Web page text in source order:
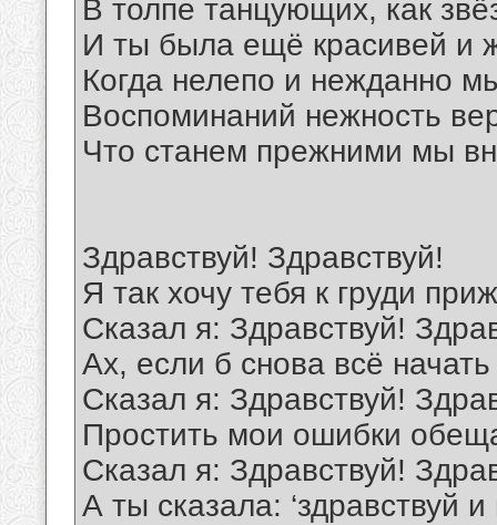
В толпе танцующих, как
И ты была ещё красивей и
Когда нелепо и нежданно
Воспоминаний нежность
Что станем прежними мы
Здравствуй! Здравствуй!
Я так хочу тебя к груди
Сказал я: Здравствуй!
Ах, если б снова всё начать
Сказал я: Здравствуй!
Простить мои ошибки
Сказал я: Здравствуй!
А ты сказала: ‘здравствуй